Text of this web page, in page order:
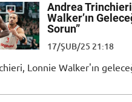
Andrea
Walker’ın
Sorun”
17/ŞUB/25 21:18
Lonnie Walker'ın